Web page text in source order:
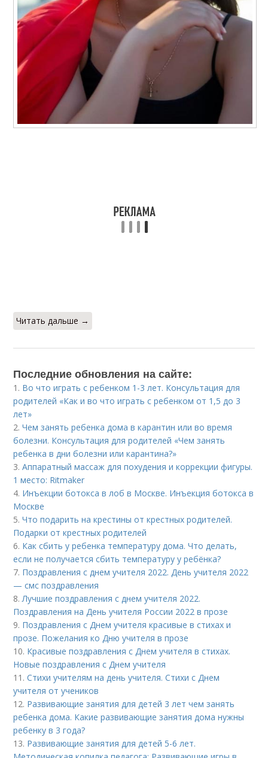
Читать дальше →
Последние обновления на сайте:
1. Во что играть с ребенком 1-3 лет. Консультация для
родителей «Как и во что играть с ребенком от 1,5 до 3
лет»
2.Чем занять ребенка дома в карантин или во время
болезни. Консультация для родителей «Чем занять
ребенка в дни болезни или карантина?»
3.Аппаратный массаж для похудения и коррекции фигуры.
1 место: Ritmaker
4. Инъекции ботокса в лоб в Москве. Инъекция ботокса в
Москве
5.Что подарить на крестины от крестных родителей.
Подарки от крестных родителей
6. Как сбить у ребенка температуру дома. Что делать,
если не получается сбить температуру у ребёнка?
7. Поздравления с днем учителя 2022. День учителя 2022
— смс поздравления
8.Лучшие поздравления с днем учителя 2022.
Поздравления на День учителя России 2022 в прозе
9. Поздравления с Днем учителя красивые в стихах и
прозе. Пожелания ко Дню учителя в прозе
10. Красивые поздравления с Днем учителя в стихах.
Новые поздравления с Днем учителя
11.Стихи учителям на день учителя. Стихи с Днем
учителя от учеников
12. Развивающие занятия для детей 3 лет чем занять
ребенка дома. Какие развивающие занятия дома нужны
ребенку в 3 года?
13. Развивающие занятия для детей 5-6 лет.